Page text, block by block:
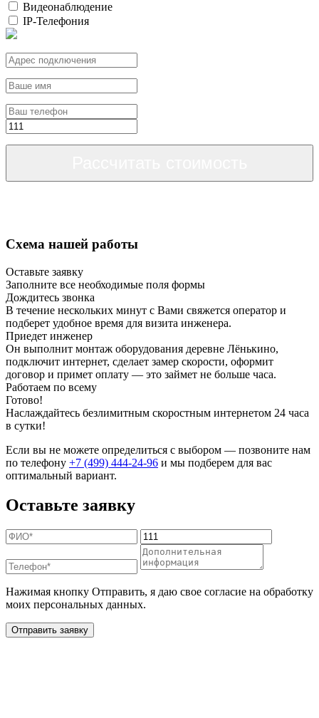
Видеонаблюдение
IP-Телефония
Схема нашей работы
Оставьте заявку
Заполните все необходимые поля формы
Дождитесь звонка
В течение нескольких минут с Вами свяжется оператор и
подберет удобное время для визита инженера.
Приедет инженер
Он выполнит монтаж оборудования деревне Лёнькино,
подключит интернет, сделает замер скорости, оформит
договор и примет оплату — это займет не больше часа.
Работаем по всему
Готово!
Наслаждайтесь безлимитным скоростным интернетом 24 часа
в сутки!
Если вы не можете определиться с выбором — позвоните нам
по телефону +7 (499) 444-24-96 и мы подберем для вас
оптимальный вариант.
Оставьте заявку
Нажимая кнопку Отправить, я даю свое согласие на обработку
моих персональных данных.
Отправить заявку